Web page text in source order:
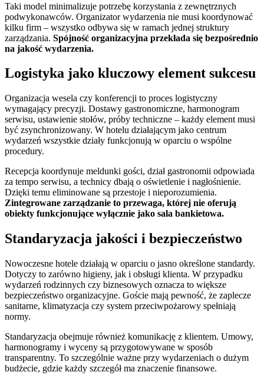
Taki model minimalizuje potrzebę korzystania z zewnętrznych
podwykonawców. Organizator wydarzenia nie musi koordynować
kilku firm – wszystko odbywa się w ramach jednej struktury
zarządzania. Spójność organizacyjna przekłada się bezpośrednio
na jakość wydarzenia.
Logistyka jako kluczowy element sukcesu
Organizacja wesela czy konferencji to proces logistyczny
wymagający precyzji. Dostawy gastronomiczne, harmonogram
serwisu, ustawienie stołów, próby techniczne – każdy element musi
być zsynchronizowany. W hotelu działającym jako centrum
wydarzeń wszystkie działy funkcjonują w oparciu o wspólne
procedury.
Recepcja koordynuje meldunki gości, dział gastronomii odpowiada
za tempo serwisu, a technicy dbają o oświetlenie i nagłośnienie.
Dzięki temu eliminowane są przestoje i nieporozumienia.
Zintegrowane zarządzanie to przewaga, której nie oferują
obiekty funkcjonujące wyłącznie jako sala bankietowa.
Standaryzacja jakości i bezpieczeństwo
Nowoczesne hotele działają w oparciu o jasno określone standardy.
Dotyczy to zarówno higieny, jak i obsługi klienta. W przypadku
wydarzeń rodzinnych czy biznesowych oznacza to większe
bezpieczeństwo organizacyjne. Goście mają pewność, że zaplecze
sanitarne, klimatyzacja czy system przeciwpożarowy spełniają
normy.
Standaryzacja obejmuje również komunikację z klientem. Umowy,
harmonogramy i wyceny są przygotowywane w sposób
transparentny. To szczególnie ważne przy wydarzeniach o dużym
budżecie, gdzie każdy szczegół ma znaczenie finansowe.